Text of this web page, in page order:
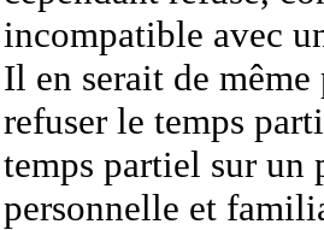
incompatible avec
Il en serait de
refuser le temps
temps partiel sur un
personnelle et